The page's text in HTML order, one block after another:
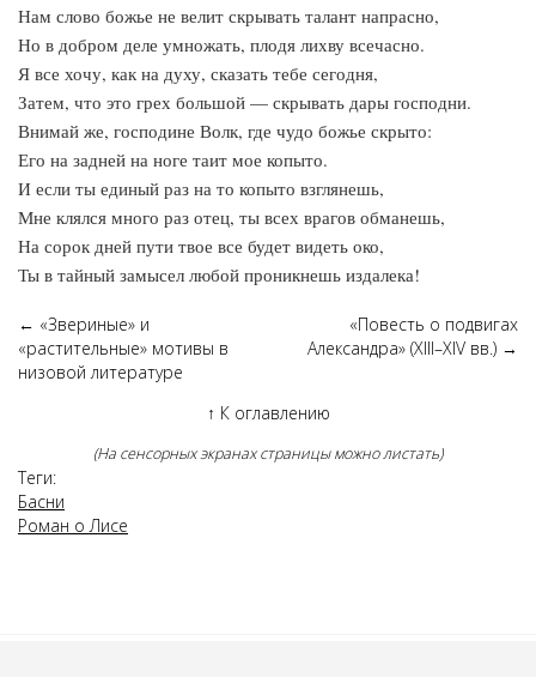
Нам слово божье не велит скрывать талант напрасно,
Но в добром деле умножать, плодя лихву всечасно.
Я все хочу, как на духу, сказать тебе сегодня,
Затем, что это грех большой — скрывать дары господни.
Внимай же, господине Волк, где чудо божье скрыто:
Его на задней на ноге таит мое копыто.
И если ты единый раз на то копыто взглянешь,
Мне клялся много раз отец, ты всех врагов обманешь,
На сорок дней пути твое все будет видеть око,
Ты в тайный замысел любой проникнешь издалека!
← «Звериные» и
«растительные» мотивы в
низовой литературе
«Повесть о подвигах
Александра» (XIII–XIV вв.) →
↑ К оглавлению
(На сенсорных экранах страницы можно листать)
Теги:
Басни
Роман о Лисе